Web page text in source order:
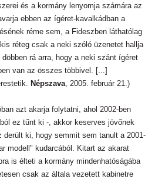
és a kormány lenyomja számára az
ebben az ígéret-kavalkádban a
réme sem, a Fideszben láthatólag
réteg csak a neki szóló üzenetet hallja
rá arra, hogy a neki szánt ígéret
van az összes többivel. [...]
Népszava, 2005. február 21.)
azt akarja folytatni, ahol 2002-ben
ez tűnt ki -, akkor keserves jövőnek
derült ki, hogy semmit sem tanult a 2001-
modell" kudarcából. Kitart az akarat
is élteti a kormány mindenhatóságába
csak az általa vezetett kabinetre